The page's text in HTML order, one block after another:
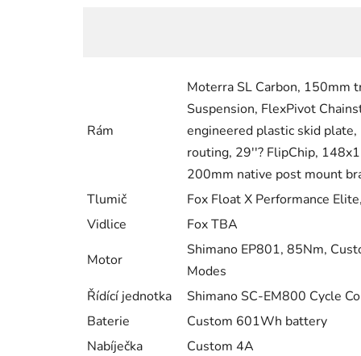
Rám
Moterra SL Carbon, 150mm
Suspension, FlexPivot
engineered plastic skid
routing, 29''? FlipChip,
200mm native post mount
Tlumič
Fox Float X Performance
Vidlice
Fox TBA
Motor
Shimano EP801, 85Nm,
Modes
Řídící jednotka
Shimano SC-EM800 Cycle
Baterie
Custom 601Wh battery
Nabíječka
Custom 4A